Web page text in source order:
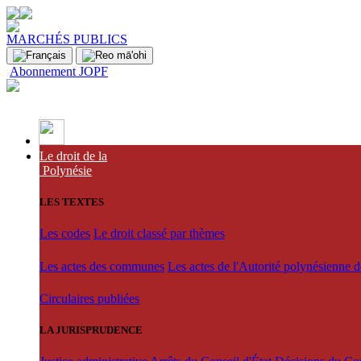
MARCHÉS PUBLICS
Abonnement JOPF
Le droit de la
Polynésie
LES TEXTES
Les codes Le droit classé par thèmes
Les actes des communes Les actes de l'Autorité polynésienne
Circulaires publiées
LA JURISPRUDENCE